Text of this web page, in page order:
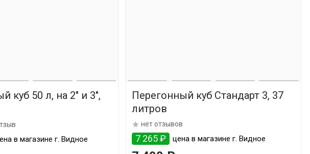
куб 50 л, на 2" и 3",
в магазине г. Видное
Перегонный куб Стандарт 3, 37
литров
нет отзывов
7 265 ₽ цена в магазине г. Видное